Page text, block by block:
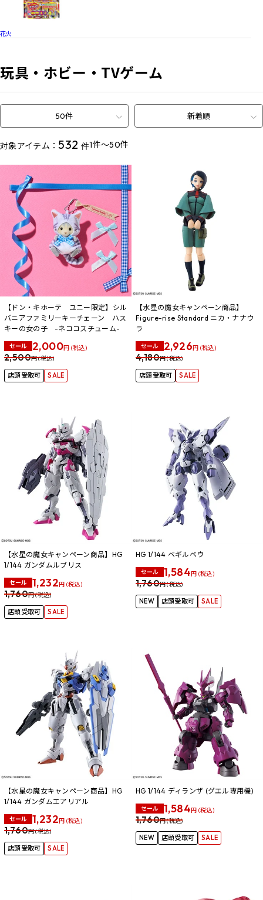
花火
玩具・ホビー・TVゲーム
50件 新着順
対象アイテム： 532 件1件～50件
【ドン・キホーテ ユニー限定】シル
バニアファミリーキーチェーン ハス
キーの女の子 -ネココスチューム-
セール 2,000円 (税込)
2,500円 (税込)
店頭受取可 SALE
【水星の魔女キャンペーン商品】
Figure-rise Standard ニカ・ナナウ
ラ
セール 2,926円 (税込)
4,180円 (税込)
店頭受取可 SALE
【水星の魔女キャンペーン商品】HG
1/144 ガンダムルブリス
セール 1,232円 (税込)
1,760円 (税込)
店頭受取可 SALE
HG 1/144 ベギルベウ
セール 1,584円 (税込)
1,760円 (税込)
NEW 店頭受取可 SALE
【水星の魔女キャンペーン商品】HG
1/144 ガンダムエアリアル
セール 1,232円 (税込)
1,760円 (税込)
店頭受取可 SALE
HG 1/144 ディランザ (グエル専用機)
セール 1,584円 (税込)
1,760円 (税込)
NEW 店頭受取可 SALE